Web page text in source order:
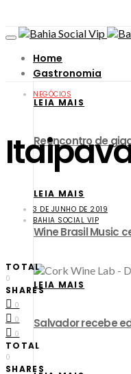
Home
Gastronomia
LEIA MAIS
Reencontro de
LEIA MAIS
Wine Brasil Music
LEIA MAIS
​Salvador recebe
NEGÓCIOS
3 DE JUNHO DE 2019
BAHIA SOCIAL VIP
TOTAL
0
SHARES
0
0
0
TOTAL
0
SHARES